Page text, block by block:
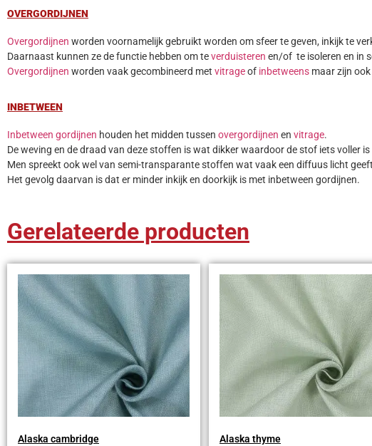
OVERGORDIJNEN
Overgordijnen worden voornamelijk gebruikt worden om sfeer te geven, inkijk te
Daarnaast kunnen ze de functie hebben om teverduisteren en/of te isoleren en in
Overgordijnen worden vaak gecombineerd met vitrageof inbetweens maar zijn
INBETWEEN
Inbetween gordijnen houden het midden tussen overgordijnen en vitrage.
De weving en de draad van deze stoffen is wat dikker waardoor de stof iets voller is
Men spreekt ook wel van semi-transparante stoffen wat vaak een diffuus licht
Het gevolg daarvan is dat er minder inkijk en doorkijk is met inbetween gordijnen.
Gerelateerde producten
Alaska cambridge Alaska thyme